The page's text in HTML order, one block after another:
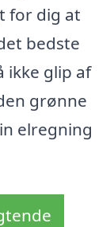
for dig at
bedste
ikke glip af
grønne
elregning